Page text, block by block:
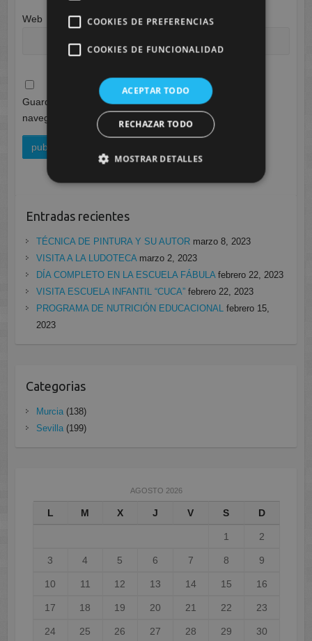
Web
Guarda mi nombre, correo electrónico y web en este
navegador para la próxima vez que comente.
Entradas recientes
TÉCNICA DE PINTURA Y SU AUTOR marzo 8, 2023
VISITA A LA LUDOTECA marzo 2, 2023
DÍA COMPLETO EN LA ESCUELA FÁBULA febrero 22, 2023
VISITA ESCUELA INFANTIL “CUCA” febrero 22, 2023
PROGRAMA DE NUTRICIÓN EDUCACIONAL febrero 15,
2023
Categorias
Murcia(138)
Sevilla(199)
AGOSTO 2026
L M X J V S D
1 2
3 4 5 6 7 8 9
10 11 12 13 14 15 16
17 18 19 20 21 22 23
24 25 26 27 28 29 30
COOKIES DE PREFERENCIAS
COOKIES DE FUNCIONALIDAD
ACEPTAR TODO
RECHAZAR TODO
MOSTRAR DETALLES